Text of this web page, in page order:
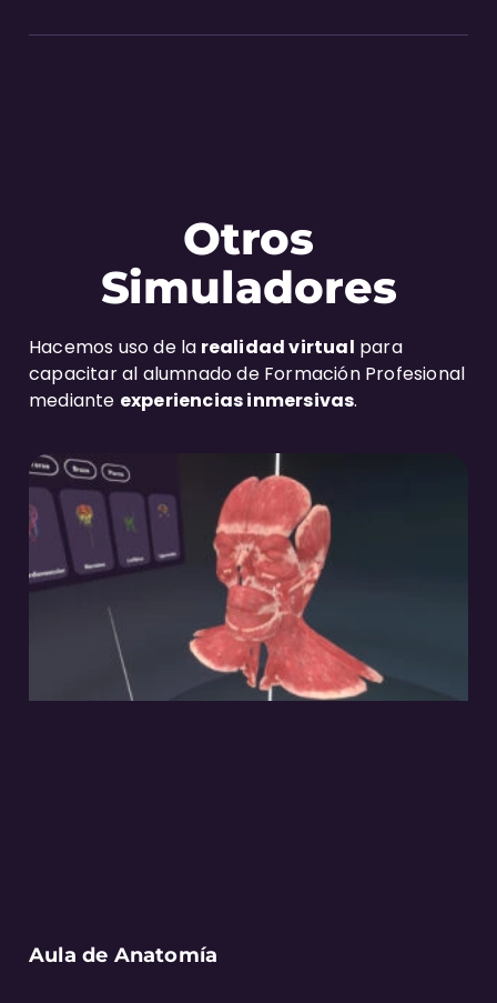
Otros
Simuladores
Hacemos uso de la realidad virtual para
capacitar al alumnado de Formación Profesional
mediante experiencias inmersivas.
Aula de Anatomía